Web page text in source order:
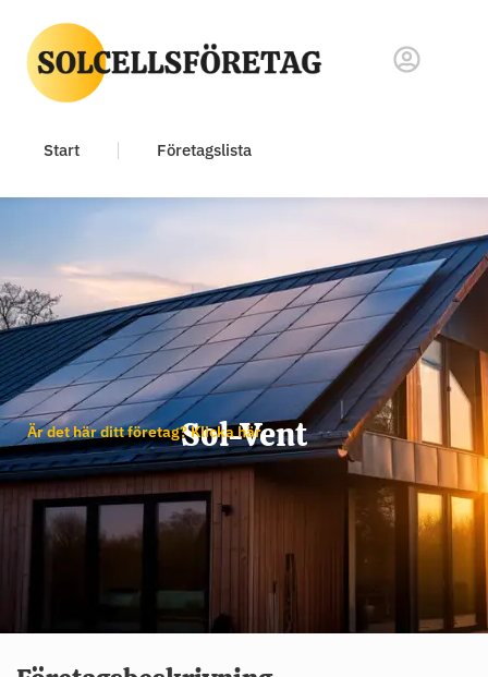
Start Företagslista
Sol-Vent
Är det här ditt företag? Klicka här